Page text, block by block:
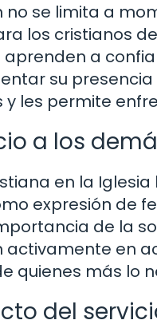
no se limita a
los cristianos
a
su
y les permite
a los
en la
expresión de
de la
activamente en
quienes más lo
del